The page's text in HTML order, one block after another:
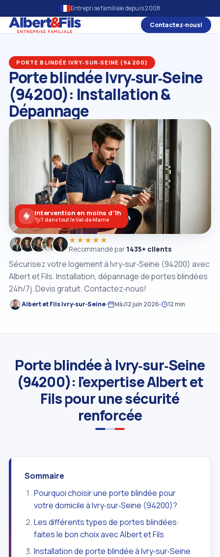
Entreprise familiale depuis 2008
Contactez‑nous!
PORTE BLINDÉE IVRY‑SUR‑SEINE (94200)
Porte blindée Ivry‑sur‑Seine
(94200): Installation &
Dépannage
Sécurisez votre logement à Ivry‑sur‑Seine (94200) avec
Albert et Fils. Installation, dépannage de portes blindées
24h/7j. Devis gratuit. Contactez‑nous!
Albert et Fils Ivry‑sur‑Seine MàJ12 juin 2026 12 min
★★★★★
Recommandé par 1435+ clients
Intervention en moins d'1h
7j/7 dans tout le Val‑de‑Marne
Porte blindée à Ivry‑sur‑Seine
(94200): l'expertise Albert et
Fils pour une sécurité
renforcée
Sommaire
Pourquoi choisir une porte blindée pour
votre domicile à Ivry‑sur‑Seine (94200)?
Les différents types de portes blindées:
faites le bon choix avec Albert et Fils
Installation de porte blindée à Ivry‑sur‑Seine